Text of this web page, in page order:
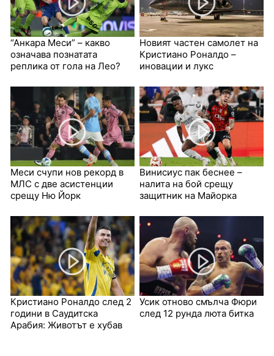
“Анкара Меси” – какво
означава познатата
реплика от гола на Лео?
Новият частен самолет на
Кристиано Роналдо –
иновации и лукс
Меси счупи нов рекорд в
МЛС с две асистенции
срещу Ню Йорк
Винисиус пак беснее –
налита на бой срещу
защитник на Майорка
Кристиано Роналдо след 2
години в Саудитска
Арабия: Животът е хубав
Усик отново смълча Фюри
след 12 рунда люта битка